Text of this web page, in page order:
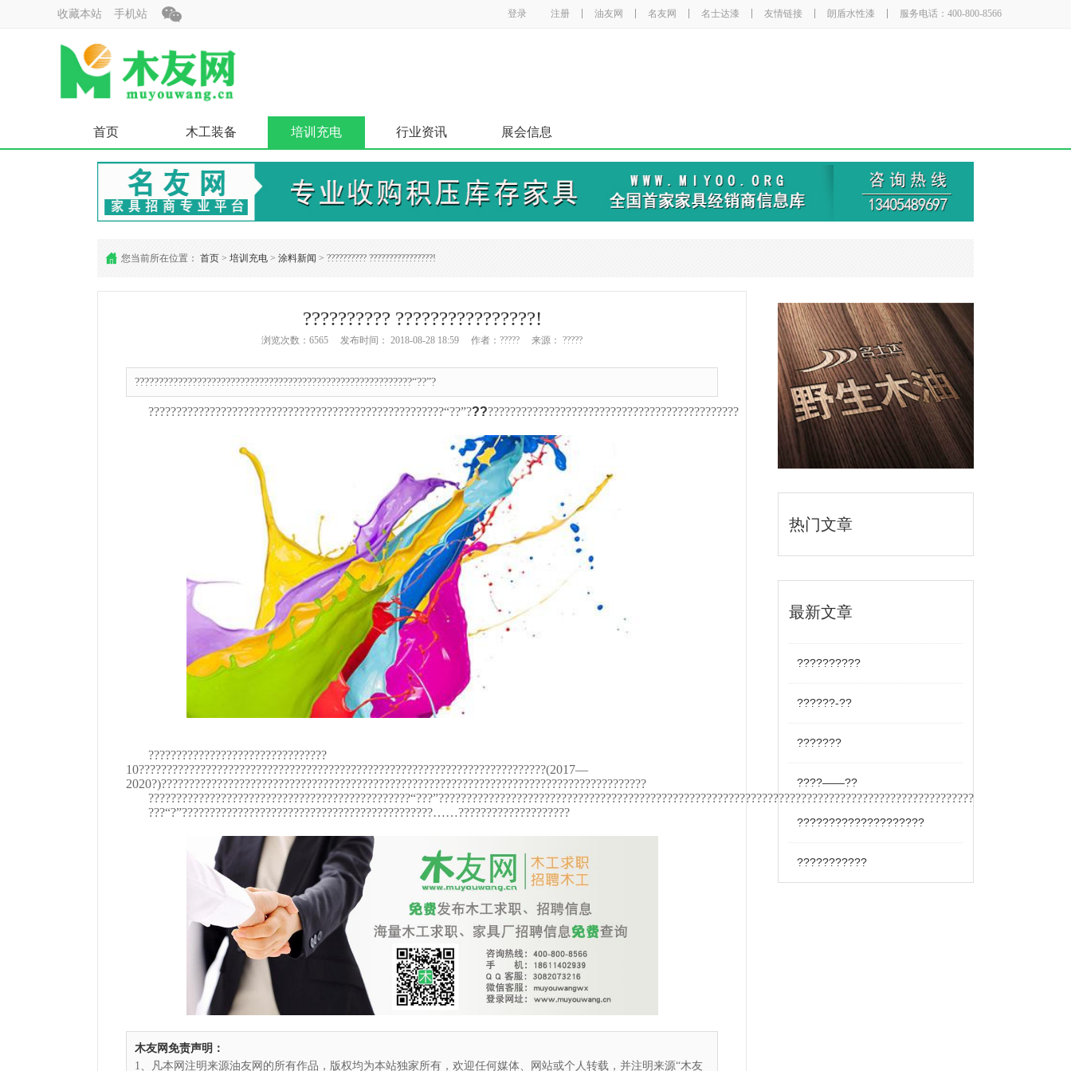
收藏本站 手机站 登录 注册 油友网 名友网 名士达漆 友情链接 朗盾水性漆 服务电话：400-800-8566
首页 木工装备 培训充电 行业资讯 展会信息
您当前所在位置： 首页 > 培训充电 > 涂料新闻 > ?????????? ????????????????!
热门文章
最新文章
??????????
??????-??
???????
????——??
????????????????????
???????????
?????????? ????????????????!
浏览次数：6565 发布时间： 2018-08-28 18:59 作者：????? 来源： ?????
??????????????????????????????????????????????????????????“??”?
?????????????????????????????????????????????????????“??”????????????????????????????????????????????????
????????????????????????????????
10?????????????????????????????????????????????????????????????????????????(2017—
2020?)???????????????????????????????????????????????????????????????????????????????????????
???“?”?????????????????????????????????????????????……????????????????????
木友网免责声明：
1、凡本网注明来源油友网的所有作品，版权均为本站独家所有，欢迎任何媒体、网站或个人转载，并注明来源“木友